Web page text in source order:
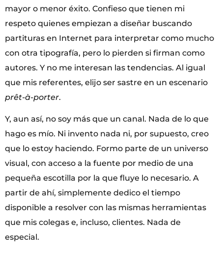
mayor o menor éxito. Confieso que tienen mi
respeto quienes empiezan a diseñar buscando
partituras en Internet para interpretar como mucho
con otra tipografía, pero lo pierden si firman como
autores. Y no me interesan las tendencias. Al igual
que mis referentes, elijo ser sastre en un escenario
prêt-à-porter.
Y, aun así, no soy más que un canal. Nada de lo que
hago es mío. Ni invento nada ni, por supuesto, creo
que lo estoy haciendo. Formo parte de un universo
visual, con acceso a la fuente por medio de una
pequeña escotilla por la que fluye lo necesario. A
partir de ahí, simplemente dedico el tiempo
disponible a resolver con las mismas herramientas
que mis colegas e, incluso, clientes. Nada de
especial.